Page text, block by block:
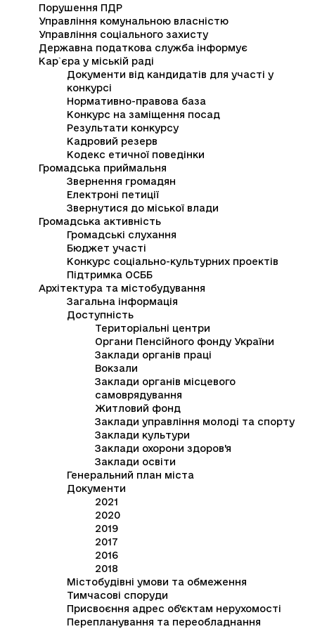
Порушення ПДР
Управління комунальною власністю
Управління соціального захисту
Державна податкова служба інформує
Кар`єра у міській раді
Документи від кандидатів для участі у
конкурсі
Нормативно-правова база
Конкурс на заміщення посад
Результати конкурсу
Кадровий резерв
Кодекс етичної поведінки
Громадська приймальня
Звернення громадян
Електроні петиції
Звернутися до міської влади
Громадська активність
Громадські слухання
Бюджет участі
Конкурс соціально-культурних проектів
Підтримка ОСББ
Архітектура та містобудування
Загальна інформація
Доступність
Територіальні центри
Органи Пенсійного фонду України
Заклади органів праці
Вокзали
Заклади органів місцевого
самоврядування
Житловий фонд
Заклади управління молоді та спорту
Заклади культури
Заклади охорони здоров'я
Заклади освіти
Генеральний план міста
Документи
2021
2020
2019
2017
2016
2018
Містобудівні умови та обмеження
Тимчасові споруди
Присвоєння адрес об'єктам нерухомості
Перепланування та переобладнання